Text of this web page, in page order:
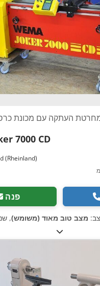
(Rheinland)
העתקה עם מכונת
7000 CD
פנה
מצב טוב מאוד (משומש),